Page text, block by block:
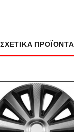
ΣΧΕΤΙΚΆ ΠΡΟΪΌΝΤΑ